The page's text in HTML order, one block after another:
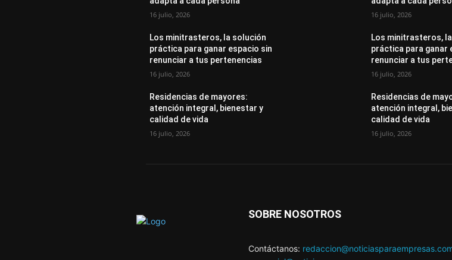
16 julio, 2026
Los minitrasteros, la solución
práctica para ganar espacio sin
renunciar a tus pertenencias
16 julio, 2026
Residencias de mayores:
atención integral, bienestar y
calidad de vida
16 julio, 2026
16 julio, 2026
Los minitrasteros,
práctica para ganar
renunciar a tus
16 julio, 2026
Residencias de
atención integral,
calidad de vida
16 julio, 2026
SOBRE NOSOTROS
Contáctanos: